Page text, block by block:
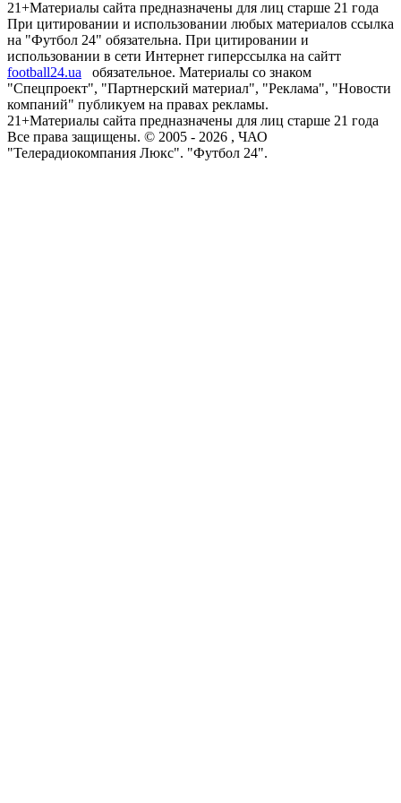
21+Материалы сайта предназначены для лиц старше 21 года
При цитировании и использовании любых материалов ссылка
на "Футбол 24" обязательна. При цитировании и
использовании в сети Интернет гиперссылка на сайтт
football24.ua
обязательное. Материалы со знаком
"Спецпроект", "Партнерский материал", "Реклама", "Новости
компаний" публикуем на правах рекламы.
21+Материалы сайта предназначены для лиц старше 21 года
Все права защищены. © 2005 - 2026 , ЧАО
"Телерадиокомпания Люкс". "Футбол 24".